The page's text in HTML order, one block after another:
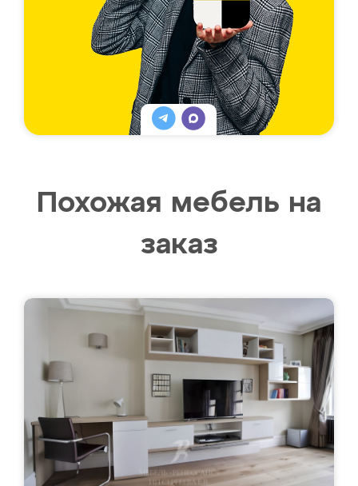
Похожая мебель на
заказ